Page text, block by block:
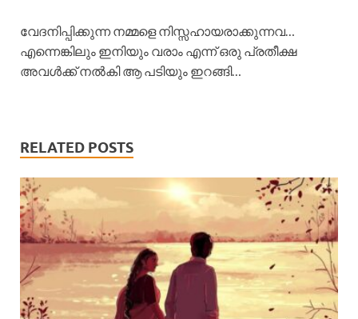
വേദനിപ്പിക്കുന്ന നമ്മളെ നിസ്സഹായരാക്കുന്നവ…
എന്നെങ്കിലും ഇനിയും വരാം എന്ന് ഒരു പ്രതീക്ഷ
അവൾക്ക് നൽകി ആ പടിയും ഇറങ്ങി…
RELATED POSTS